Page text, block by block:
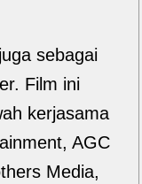
sebagai
Film ini
kerjasama
AGC
Media,